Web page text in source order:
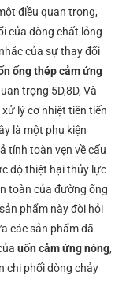
điều quan trọng,
của dòng chất lỏng
của sự thay đổi
ống thép cảm ứng
trọng 5D,8D, Và
lý cơ nhiệt tiên tiến
là một phụ kiện
tính toàn vẹn về cấu
độ thiệt hại thủy lực
toàn của đường ống
phẩm này đòi hỏi
các sản phẩm đã
uốn cảm ứng nóng,
chi phối dòng chảy